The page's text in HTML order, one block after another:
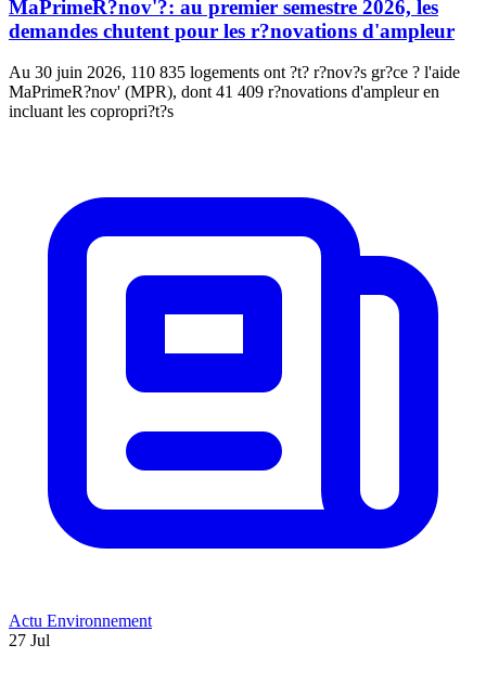
MaPrimeR?nov'?: au premier semestre 2026, les
demandes chutent pour les r?novations d'ampleur
Au 30 juin 2026, 110 835 logements ont ?t? r?nov?s gr?ce ? l'aide
MaPrimeR?nov' (MPR), dont 41 409 r?novations d'ampleur en
incluant les copropri?t?s
Actu Environnement
27 Jul